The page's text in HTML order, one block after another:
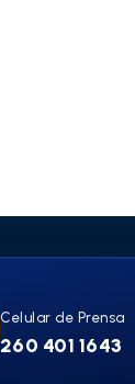
Celular de Prensa
260 401 1643